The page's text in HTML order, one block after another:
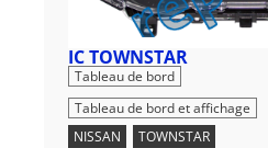
IC TOWNSTAR
Tableau de bord
Tableau de bord et affichage
NISSAN
TOWNSTAR